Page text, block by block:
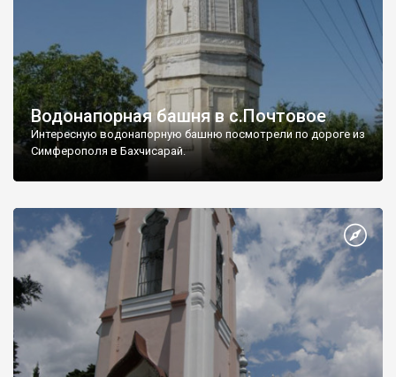
Водонапорная башня в с.Почтовое
Интересную водонапорную башню посмотрели по дороге из
Симферополя в Бахчисарай.